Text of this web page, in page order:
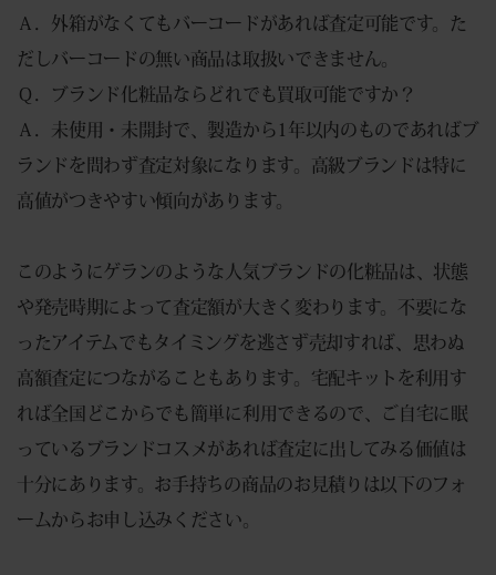
Ａ．外箱がなくてもバーコードがあれば査定可能です。た
だしバーコードの無い商品は取扱いできません。
Ｑ．ブランド化粧品ならどれでも買取可能ですか？
Ａ．未使用・未開封で、製造から1年以内のものであればブ
ランドを問わず査定対象になります。高級ブランドは特に
高値がつきやすい傾向があります。
このようにゲランのような人気ブランドの化粧品は、状態
や発売時期によって査定額が大きく変わります。不要にな
ったアイテムでもタイミングを逃さず売却すれば、思わぬ
高額査定につながることもあります。宅配キットを利用す
れば全国どこからでも簡単に利用できるので、ご自宅に眠
っているブランドコスメがあれば査定に出してみる価値は
十分にあります。お手持ちの商品のお見積りは以下のフォ
ームからお申し込みください。